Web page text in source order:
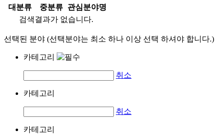
대분류
중분류
관심분야명
검색결과가 없습니다.
선택된 분야 (선택분야는 최소 하나 이상 선택 하셔야 합니다.)
카테고리
취소
카테고리
취소
카테고리